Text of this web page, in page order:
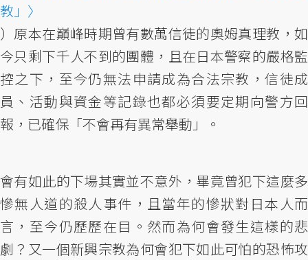
教」〉
）原本在巔峰時期曾有數萬信徒的奧姆真理教，如
今只剩下千人不到的團體，且在日本警察的嚴格監
控之下，至今仍無法申請成為合法宗教，信徒成
員、活動與資金等記錄也都必須要定期向警方回
報，已確保「不會再有異常舉動」。
會有如此的下場其實並不意外，畢竟曾犯下這麼多
慘無人道的殺人事件，且當年的慘狀對日本人而
言，至今仍歷歷在目。然而為何會發生這樣的悲
劇？又一個新興宗教為何會犯下如此可怕的恐怖攻